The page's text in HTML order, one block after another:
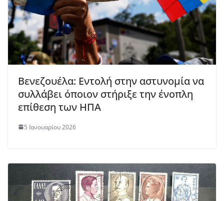
Βενεζουέλα: Εντολή στην αστυνομία να
συλλάβει όποιον στήριξε την ένοπλη
επίθεση των ΗΠΑ
5 Ιανουαρίου 2026